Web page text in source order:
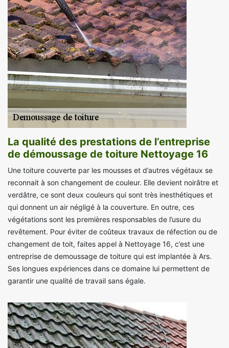
La qualité des prestations de l’entreprise
de démoussage de toiture Nettoyage 16
Une toiture couverte par les mousses et d’autres végétaux se
reconnait à son changement de couleur. Elle devient noirâtre et
verdâtre, ce sont deux couleurs qui sont très inesthétiques et
qui donnent un air négligé à la couverture. En outre, ces
végétations sont les premières responsables de l’usure du
revêtement. Pour éviter de coûteux travaux de réfection ou de
changement de toit, faites appel à Nettoyage 16, c’est une
entreprise de demoussage de toiture qui est implantée à Ars.
Ses longues expériences dans ce domaine lui permettent de
garantir une qualité de travail sans égale.